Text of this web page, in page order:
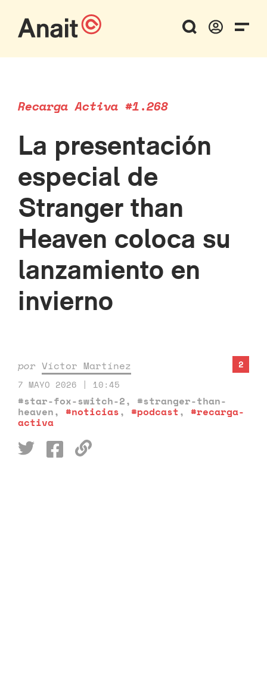
Recarga Activa #1.268
La presentación
especial de
Stranger than
Heaven coloca su
lanzamiento en
invierno
por Víctor Martínez
7 MAYO 2026 | 10:45
#star-fox-switch-2, #stranger-than-
heaven, #noticias, #podcast, #recarga-
activa
2